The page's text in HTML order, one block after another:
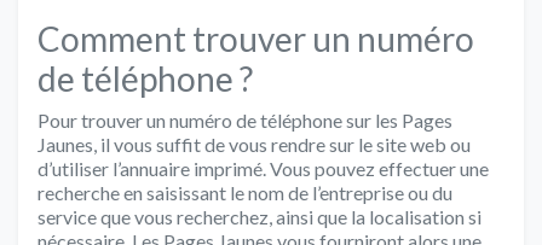
Comment trouver un numéro
de téléphone ?
Pour trouver un numéro de téléphone sur les Pages
Jaunes, il vous suffit de vous rendre sur le site web ou
d’utiliser l’annuaire imprimé. Vous pouvez effectuer une
recherche en saisissant le nom de l’entreprise ou du
service que vous recherchez, ainsi que la localisation si